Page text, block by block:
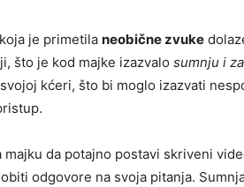
je primetila neobične zvuke
što je kod majke izazvalo sumnju i
kćeri, što bi moglo izazvati
majku da potajno postavi skriveni
odgovore na svoja pitanja.